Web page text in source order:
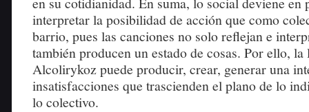
interpretar la posibilidad de acción que como
barrio, pues las canciones no solo reflejan e
también producen un estado de cosas. Por ello, la
Alcolirykoz puede producir, crear, generar una
insatisfacciones que trascienden el plano de lo
lo colectivo.